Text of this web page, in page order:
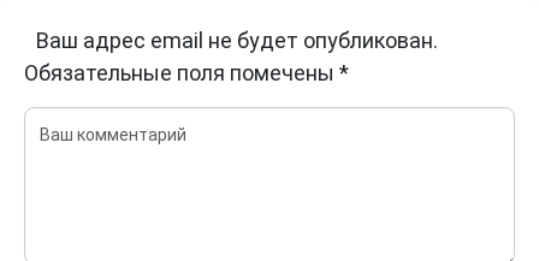
Ваш адрес email не будет опубликован.
Обязательные поля помечены *